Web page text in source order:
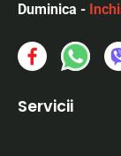
Duminica -
Servicii